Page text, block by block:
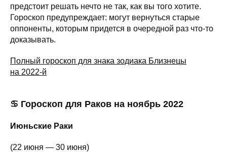
предстоит решать нечто не так, как вы того хотите.
Гороскоп предупреждает: могут вернуться старые
оппоненты, которым придется в очередной раз что-то
доказывать.
Полный гороскоп для знака зодиака Близнецы
на 2022-й
♋ Гороскоп для Раков на ноябрь 2022
Июньские Раки
(22 июня — 30 июня)